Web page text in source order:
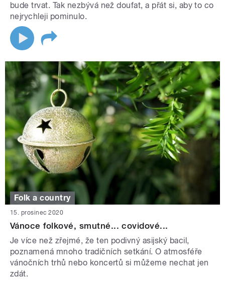
bude trvat. Tak nezbývá než doufat, a přát si, aby to co
nejrychleji pominulo.
Folk a country
15. prosinec 2020
Vánoce folkové, smutné... covidové...
Je více než zřejmé, že ten podivný asijský bacil,
poznamená mnoho tradičních setkání. O atmosféře
vánočních trhů nebo koncertů si můžeme nechat jen
zdát.